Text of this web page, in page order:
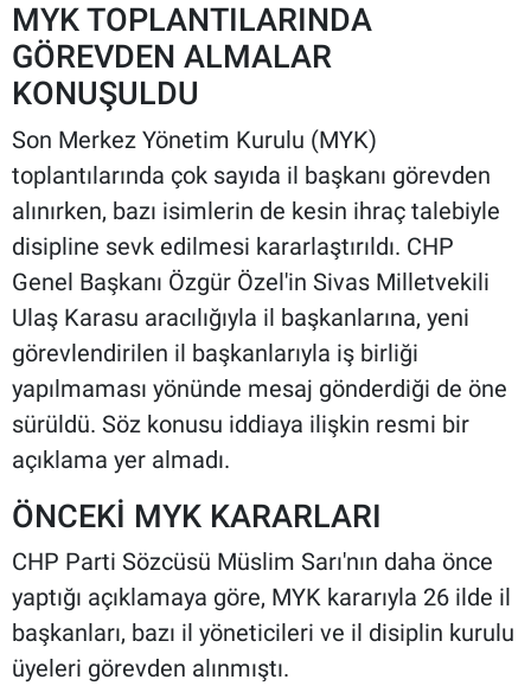
MYK TOPLANTILARINDA
GÖREVDEN ALMALAR
KONUŞULDU
Son Merkez Yönetim Kurulu (MYK)
toplantılarında çok sayıda il başkanı görevden
alınırken, bazı isimlerin de kesin ihraç talebiyle
disipline sevk edilmesi kararlaştırıldı. CHP
Genel Başkanı Özgür Özel'in Sivas Milletvekili
Ulaş Karasu aracılığıyla il başkanlarına, yeni
görevlendirilen il başkanlarıyla iş birliği
yapılmaması yönünde mesaj gönderdiği de öne
sürüldü. Söz konusu iddiaya ilişkin resmi bir
açıklama yer almadı.
ÖNCEKİ MYK KARARLARI
CHP Parti Sözcüsü Müslim Sarı'nın daha önce
yaptığı açıklamaya göre, MYK kararıyla 26 ilde il
başkanları, bazı il yöneticileri ve il disiplin kurulu
üyeleri görevden alınmıştı.